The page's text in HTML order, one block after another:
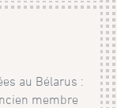
au Bélarus :
membre